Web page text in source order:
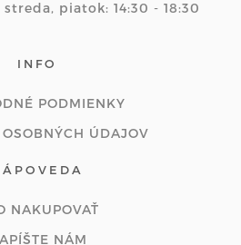
piatok: 14:30 - 18:30
INFO
PODMIENKY
ÚDAJOV
NAKUPOVAŤ
NÁM